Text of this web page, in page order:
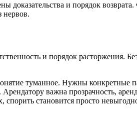
доказательства и порядок
нервов.
и порядок расторжения.
туманное. Нужны конкретные
важна прозрачность,
становится просто